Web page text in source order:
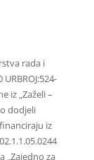
rada i
iz „Zaželi –
dodjeli
iz
„Zajedno za